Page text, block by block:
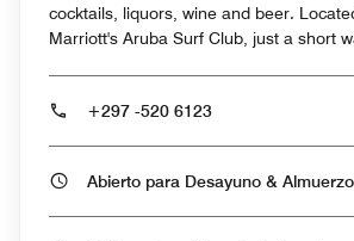
cocktails, liquors, wine and beer.
Marriott's Aruba Surf Club, just a short
+297 -520 6123